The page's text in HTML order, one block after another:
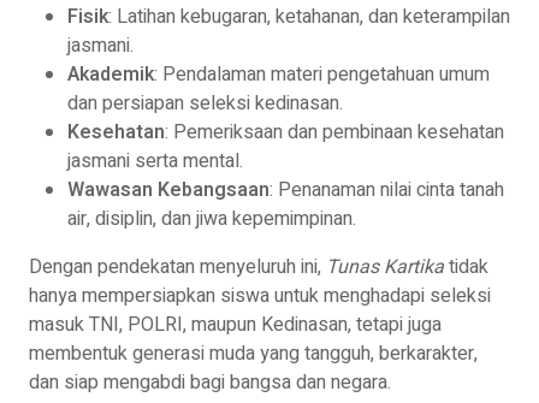
Fisik: Latihan kebugaran, ketahanan, dan keterampilan
jasmani.
Akademik: Pendalaman materi pengetahuan umum
dan persiapan seleksi kedinasan.
Kesehatan: Pemeriksaan dan pembinaan kesehatan
jasmani serta mental.
Wawasan Kebangsaan: Penanaman nilai cinta tanah
air, disiplin, dan jiwa kepemimpinan.
Dengan pendekatan menyeluruh ini, Tunas Kartikatidak
hanya mempersiapkan siswa untuk menghadapi seleksi
masuk TNI, POLRI, maupun Kedinasan, tetapi juga
membentuk generasi muda yang tangguh, berkarakter,
dan siap mengabdi bagi bangsa dan negara.